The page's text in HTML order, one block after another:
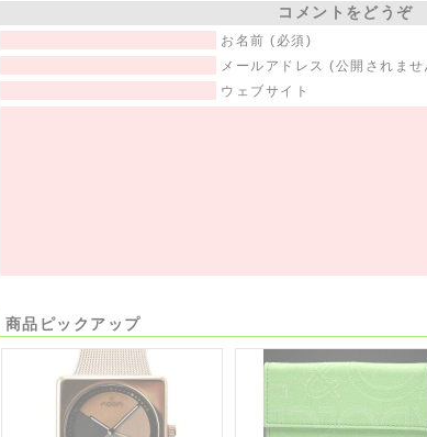
コメントをどうぞ
お名前 (必須)
メールアドレス (公開されま
ウェブサイト
商品ピックアップ